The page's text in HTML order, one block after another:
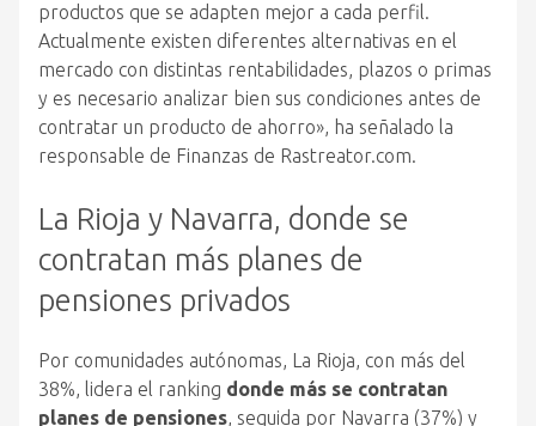
productos que se adapten mejor a cada perfil.
Actualmente existen diferentes alternativas en el
mercado con distintas rentabilidades, plazos o primas
y es necesario analizar bien sus condiciones antes de
contratar un producto de ahorro», ha señalado la
responsable de Finanzas de Rastreator.com.
La Rioja y Navarra, donde se
contratan más planes de
pensiones privados
Por comunidades autónomas, La Rioja, con más del
38%, lidera el ranking donde más se contratan
planes de pensiones, seguida por Navarra (37%) y